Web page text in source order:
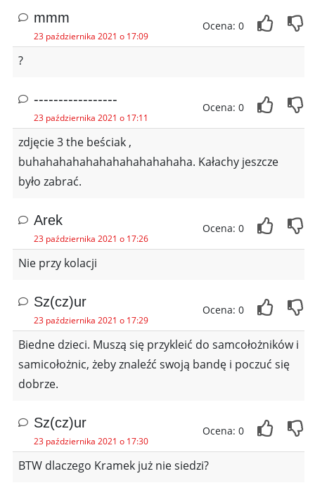
mmm
23 października 2021 o 17:09
Ocena: 0
?
-----------------
23 października 2021 o 17:11
Ocena: 0
zdjęcie 3 the beściak ,
buhahahahahahahahahahahaha. Kałachy jeszcze
było zabrać.
Arek
23 października 2021 o 17:26
Ocena: 0
Nie przy kolacji
Sz(cz)ur
23 października 2021 o 17:29
Ocena: 0
Biedne dzieci. Muszą się przykleić do samcołożników i
samicołożnic, żeby znaleźć swoją bandę i poczuć się
dobrze.
Sz(cz)ur
23 października 2021 o 17:30
Ocena: 0
BTW dlaczego Kramek już nie siedzi?